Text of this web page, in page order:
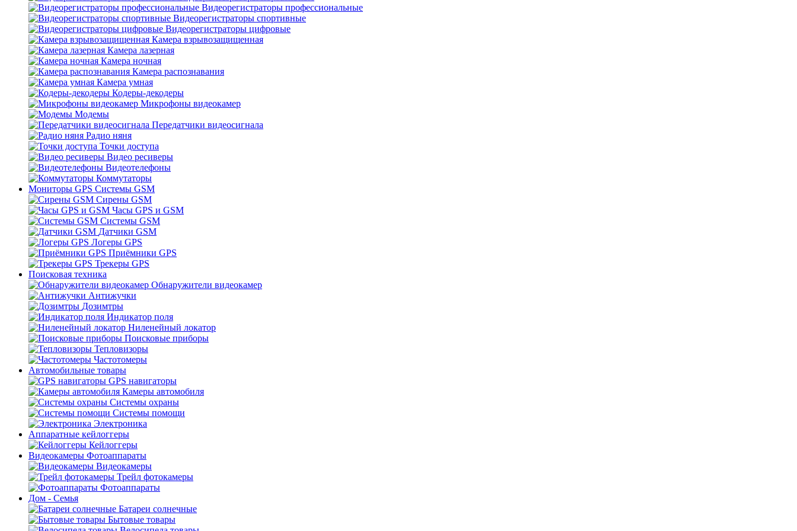
Видеорегистраторы профессиональные
Видеорегистраторы спортивные
Видеорегистраторы цифровые
Камера взрывозащищенная
Камера лазерная
Камера ночная
Камера распознавания
Камера умная
Кодеры-декодеры
Микрофоны видеокамер
Модемы
Передатчики видеосигнала
Радио няня
Точки доступа
Видео ресиверы
Видеотелефоны
Коммутаторы
Мониторы GPS Системы GSM
Сирены GSM
Часы GPS и GSM
Системы GSM
Датчики GSM
Логеры GPS
Приёмники GPS
Трекеры GPS
Поисковая техника
Обнаружители видеокамер
Антижучки
Дозимтры
Индикатор поля
Ниленейный локатор
Поисковые приборы
Тепловизоры
Частотомеры
Автомобильные товары
GPS навигаторы
Камеры автомобиля
Системы охраны
Системы помощи
Электроника
Аппаратные кейлоггеры
Кейлоггеры
Видеокамеры Фотоаппараты
Видеокамеры
Трейл фотокамеры
Фотоаппараты
Дом - Семья
Батареи солнечные
Бытовые товары